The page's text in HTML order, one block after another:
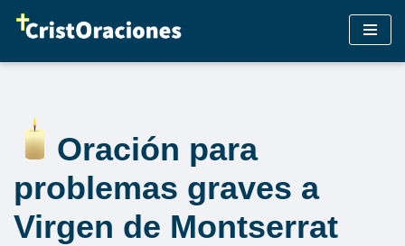
Oración para
problemas graves a
Virgen de Montserrat